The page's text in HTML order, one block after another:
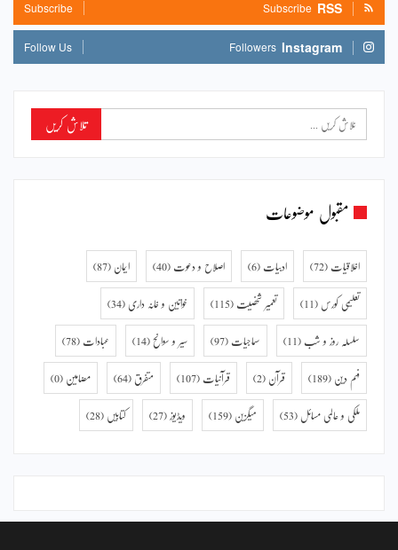
RSS
Subscribe
Subscribe
Instagram
Followers
Follow Us
مقبول موضوعات
اخلاقیات (72) ادبیات (6) اصلاح و دعوت (40) ایمان (87)
تعلیمی کورس (11) تعمیر شخصیت (115) خواتین و خانہ داری (34)
سلسلہ روز و شب (11) سماجیات (97) سیر و سوانح (14) عبادات (78)
فہم دین (189) قرآن (2) قرآنیات (107) متفرق (64) مضامین (0)
ملکی و عالمی مسائل (53) میگزین (159) ویڈیوز (27) کتابیں (28)